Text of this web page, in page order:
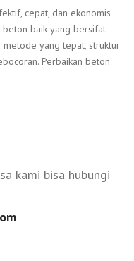
cepat, dan ekonomis
beton baik yang bersifat
metode yang tepat, struktur
Perbaikan beton
kami bisa hubungi